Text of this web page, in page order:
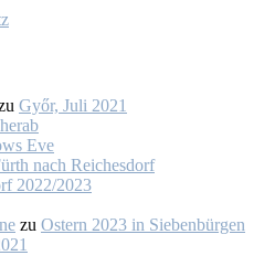
Győr, Ju­li 2021
Eve
nach Rei­ches­dorf
2022/2023
zu Os­tern 2023 in Sie­ben­bür­gen